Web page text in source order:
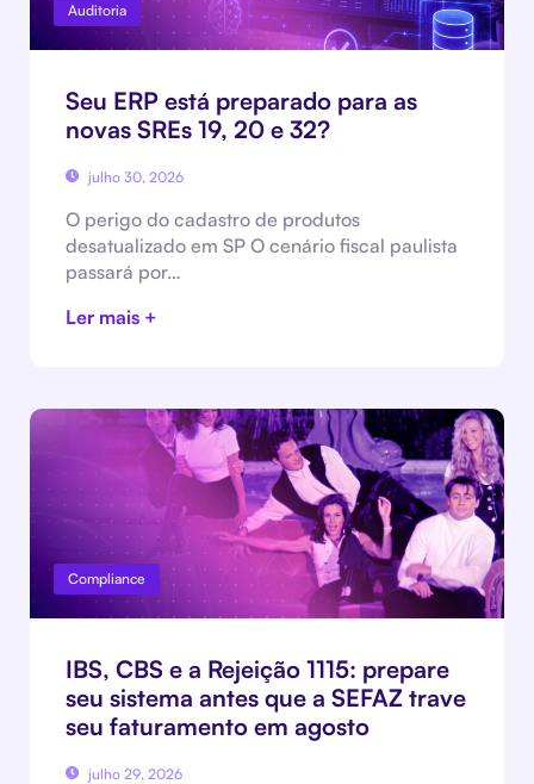
Auditoria
Seu ERP está preparado para as
novas SREs 19, 20 e 32?
julho 30, 2026
O perigo do cadastro de produtos
desatualizado em SP O cenário fiscal paulista
passará por…
Ler mais +
Compliance
IBS, CBS e a Rejeição 1115: prepare
seu sistema antes que a SEFAZ trave
seu faturamento em agosto
julho 29, 2026